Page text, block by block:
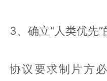
3、确立“人类优先
协议要求制片方